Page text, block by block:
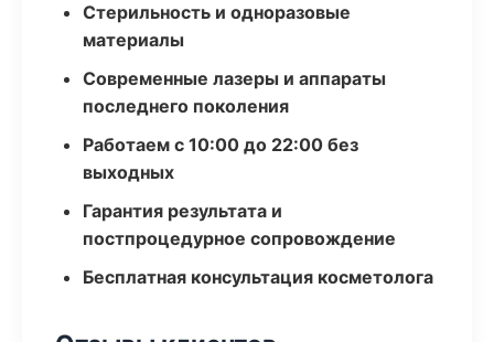
Стерильность и одноразовые
материалы
Современные лазеры и аппараты
последнего поколения
Работаем с 10:00 до 22:00 без
выходных
Гарантия результата и
постпроцедурное сопровождение
Бесплатная консультация косметолога